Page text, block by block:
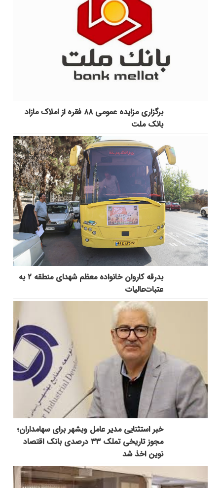
برگزاری مزایده عمومی ۸۸ فقره از املاک مازاد
بانک ملت
بدرقه کاروان خانواده معظم شهدای منطقه ۲ به
عتبات‌عالیات
خبر استثنایی مدیر عامل وبشهر برای سهامداران؛
مجوز تاریخی تملک ۳۳ درصدی بانک اقتصاد
نوین اخذ شد